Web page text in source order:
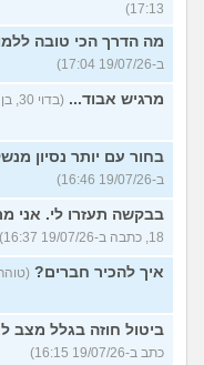
17:13)
מה הדרך הכי טובה
ב-19/07/26 17:04)
מרגיש אבוד... (בדוי 30, בן 30, כתב ב-19/07/26 16:55)
בחור עם יותר נסיון
ב-19/07/26 16:46)
בבקשה תעזרו לי. אני
18, כתבה ב-19/07/26 16:37)
איך להכיר חברים? (טוהר, בן 16, כתב
ביטול חוזה בגלל מצב
כתב ב-19/07/26 16:15)